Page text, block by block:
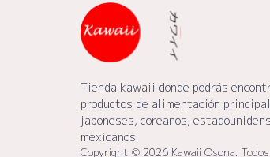
Tienda kawaii donde podrás
productos de alimentación
japoneses, coreanos,
mexicanos.
Copyright © 2026 Kawaii Osona.